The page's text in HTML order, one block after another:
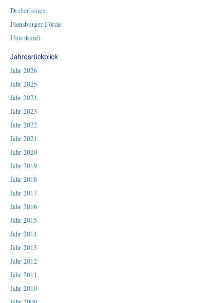
Dreharbeiten
Flensburger Förde
Unterkunft
Jahresrückblick
Jahr 2026
Jahr 2025
Jahr 2024
Jahr 2023
Jahr 2022
Jahr 2021
Jahr 2020
Jahr 2019
Jahr 2018
Jahr 2017
Jahr 2016
Jahr 2015
Jahr 2014
Jahr 2013
Jahr 2012
Jahr 2011
Jahr 2010